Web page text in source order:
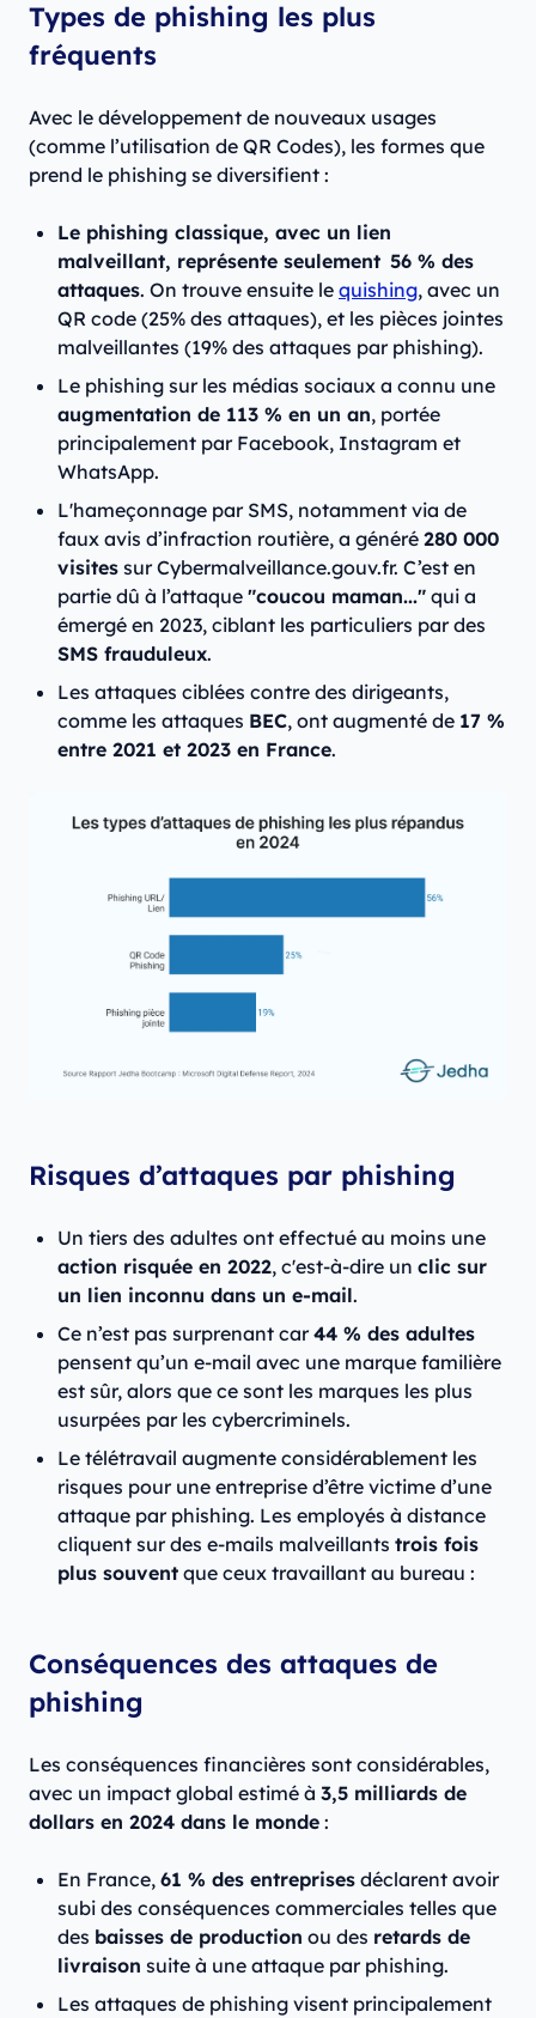
Types de phishing les plus
fréquents
Avec le développement de nouveaux usages
(comme l’utilisation de QR Codes), les formes que
prend le phishing se diversifient :
Le phishing classique, avec un lien
malveillant, représente seulement 56 % des
attaques. On trouve ensuite le quishing, avec un
QR code (25% des attaques), et les pièces jointes
malveillantes (19% des attaques par phishing).
Le phishing sur les médias sociaux a connu une
augmentation de 113 % en un an, portée
principalement par Facebook, Instagram et
WhatsApp.
L'hameçonnage par SMS, notamment via de
faux avis d’infraction routière, a généré 280 000
visites sur Cybermalveillance.gouv.fr. C’est en
partie dû à l’attaque "coucou maman..." qui a
émergé en 2023, ciblant les particuliers par des
SMS frauduleux.
Les attaques ciblées contre des dirigeants,
comme les attaques BEC, ont augmenté de 17 %
entre 2021 et 2023 en France.
Risques d’attaques par phishing
Un tiers des adultes ont effectué au moins une
action risquée en 2022, c'est-à-dire un clic sur
un lien inconnu dans un e-mail.
Ce n’est pas surprenant car44 % des adultes
pensent qu’un e-mail avec une marque familière
est sûr, alors que ce sont les marques les plus
usurpées par les cybercriminels.
Le télétravail augmente considérablement les
risques pour une entreprise d’être victime d’une
attaque par phishing. Les employés à distance
cliquent sur des e-mails malveillants trois fois
plus souvent que ceux travaillant au bureau :
Conséquences des attaques de
phishing
Les conséquences financières sont considérables,
avec un impact global estimé à 3,5 milliards de
dollars en 2024 dans le monde :
En France, 61 % des entreprises déclarent avoir
subi des conséquences commerciales telles que
des baisses de production ou des retards de
livraison suite à une attaque par phishing.
Les attaques de phishing visent principalement